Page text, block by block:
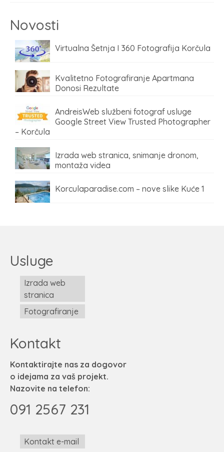
Novosti
Virtualna Šetnja I 360 Fotografija Korčula
Kvalitetno Fotografiranje Apartmana
Donosi Rezultate
AndreisWeb službeni fotograf usluge
Google Street View Trusted Photographer
– Korčula
Izrada web stranica, snimanje dronom,
montaža videa
Korculaparadise.com – nove slike Kuće 1
Usluge
Izrada web
stranica
Fotografiranje
Kontakt
Kontaktirajte nas za dogovor
o idejama za vaš projekt.
Nazovite na telefon:
091 2567 231
Kontakt e-mail